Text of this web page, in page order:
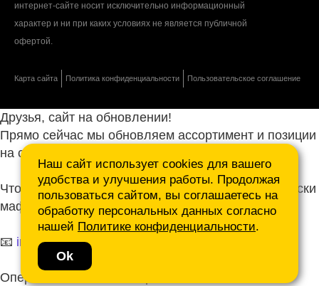
интернет-сайте носит исключительно информационный
характер и ни при каких условиях не является публичной
офертой.
Карта сайта Политика конфиденциальности Пользовательское соглашение
Наш сайт использует cookies для вашего
удобства и улучшения работы. Продолжая
пользоваться сайтом, вы соглашаетесь на
обработку персональных данных согласно
нашей Политике конфиденциальности.
Ok
Друзья, сайт на обновлении!
Прямо сейчас мы обновляем ассортимент и позиции
на сайте.
Чтобы не ждать, присылайте ваши запросы и списки
маф нам на почту.
📧 info@mafmasterfibre.ru
Оперативно ответим и просчитаем КП!